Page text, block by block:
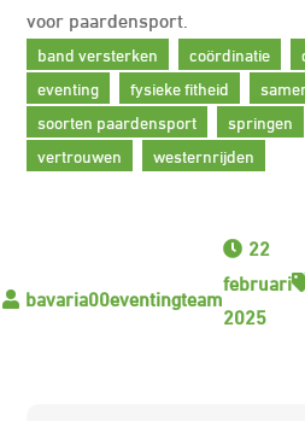
voor paardensport.
band versterken coördinatie
eventing
fysieke fitheid
soorten paardensport
springen
vertrouwen
westernrijden
22
februari
2025